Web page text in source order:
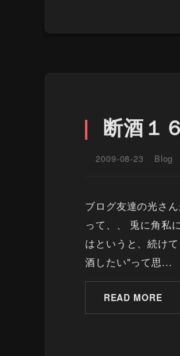
断酒１
2009-08-23 Blog
ブログ友達の光さ
って、、 兎に角私
はというと、続け
酒したい"って思...
READ MORE